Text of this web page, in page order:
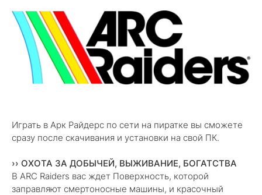
Играть в Арк Райдерс по сети на пиратке вы сможете
сразу после скачивания и установки на свой ПК.
›› ОХОТА ЗА ДОБЫЧЕЙ, ВЫЖИВАНИЕ, БОГАТСТВА
В ARC Raiders вас ждет Поверхность, которой
заправляют смертоносные машины, и красочный